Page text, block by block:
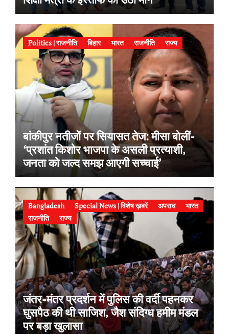
Politics | राजनीति बिहार भारत राजनीति राज्य
बांकीपुर नतीजों पर सियासत तेज: मीसा बोलीं-
‘प्रशांत किशोर भाजपा के असली प्रत्याशी,
जनता को जल्द समझ आएगी सच्चाई’
Bangladesh Special News | विशेष ख़बरें अपराध
भारत
राजनीति
राज्य
जंतर-मंतर प्रदर्शन में पुलिस की वर्दी पहनकर
घुसपैठ की थी साजिश, जैश संदिग्ध हमीम मंडल
पर बड़ा खुलासा